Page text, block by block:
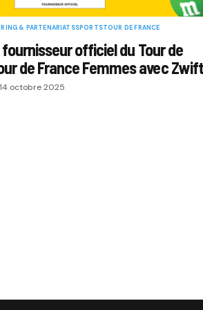
& PARTENARIATSSPORTSTOUR DE FRANCE
fournisseur officiel du Tour de
de France Femmes avec Zwift
14 octobre 2025